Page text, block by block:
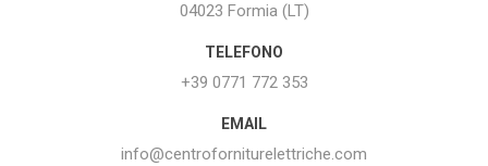
04023 Formia (LT)
TELEFONO
+39 0771 772 353
EMAIL
info@centroforniturelettriche.com